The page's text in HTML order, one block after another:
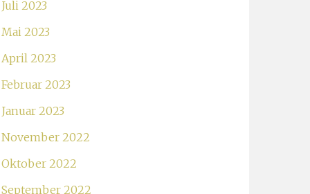
Juli 2023
Mai 2023
April 2023
Februar 2023
Januar 2023
November 2022
Oktober 2022
September 2022